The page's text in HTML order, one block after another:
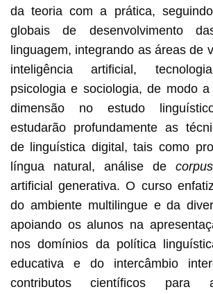
da teoria com a prática,
globais de desenvolvimento
linguagem, integrando as áreas de
inteligência artificial,
psicologia e sociologia, de modo
dimensão no estudo
estudarão profundamente as
de linguística digital, tais como
língua natural, análise decorpus
artificial generativa. O curso
do ambiente multilingue e da
apoiando os alunos na
nos domínios da política
educativa e do intercâmbio
contributos científicos para